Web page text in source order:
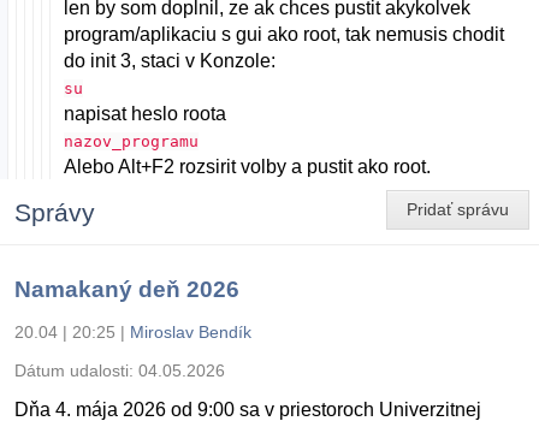
len by som doplnil, ze ak chces pustit akykolvek
program/aplikaciu s gui ako root, tak nemusis chodit
do init 3, staci v Konzole:
su
napisat heslo roota
nazov_programu
Alebo Alt+F2 rozsirit volby a pustit ako root.
Pridať správu
Správy
Namakaný deň 2026
20.04 | 20:25 | Miroslav Bendík
Dátum udalosti: 04.05.2026
Dňa 4. mája 2026 od 9:00 sa v priestoroch Univerzitnej